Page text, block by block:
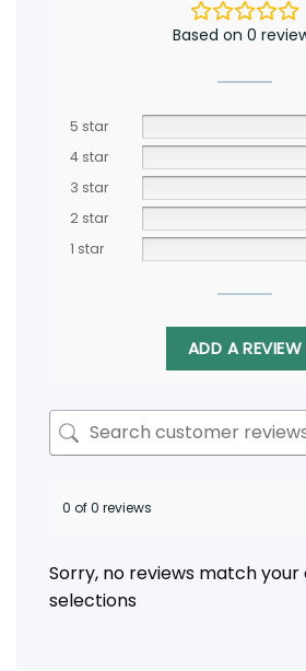
Based on 0
5 star
4 star
3 star
2 star
1 star
ADD A REVIEW
0 of 0 reviews
Sorry, no reviews match
selections